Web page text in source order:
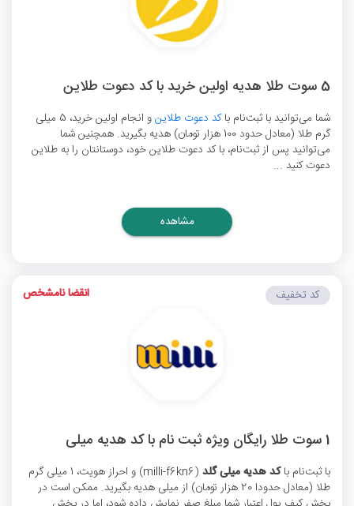
5 سوت طلا هدیه اولین خرید با کد دعوت طلاین
شما می‌توانید با ثبت‌نام باکد دعوت طلاین
و انجام اولین خرید، 5 میلی
گرم طلا (معادل حدود 100 هزار تومان) هدیه بگیرید. همچنین شما
می‌توانید پس از ثبت‌نام، با کد دعوت طلاین خود، دوستانتان را به طلاین
دعوت کنید ...
مشاهده
1 سوت طلا رایگان ویژه ثبت نام با کد هدیه میلی
با ثبت‌نام باکد هدیه میلی گلد
(milli-f6kn6) و احراز هویت، 1 میلی گرم
طلا (معادل حدودا 20 هزار تومان) از میلی هدیه بگیرید. ممکن است در
کد تخفیف انقضا نامشخص